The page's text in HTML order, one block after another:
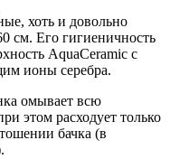
хоть и довольно
см. Его гигиеничность
AquaCeramic с
ионы серебра.
омывает всю
этом расходует только
бачка (в